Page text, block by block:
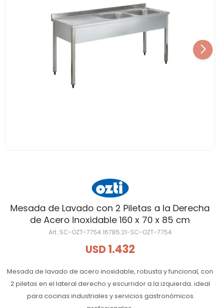
Mesada de Lavado con 2 Piletas a la Derecha
de Acero Inoxidable 160 x 70 x 85 cm
SC-OZT-7754.167B5.21-SC-OZT-7754
USD 1.432
Mesada de lavado de acero inoxidable, robusta y funcional, con
2 piletas en el lateral derecho y escurridor a la izquierda. ideal
para cocinas industriales y servicios gastronómicos